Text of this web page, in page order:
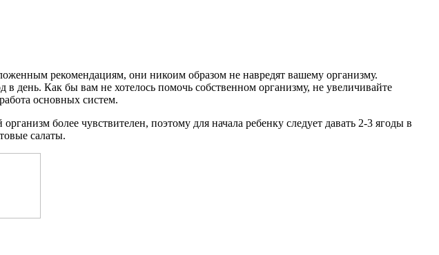
рекомендациям, они никоим образом не навредят вашему организму.
день. Как бы вам не хотелось помочь собственном организму, не увеличивайте
основных систем.
более чувствителен, поэтому для начала ребенку следует давать 2-3 ягоды в
салаты.